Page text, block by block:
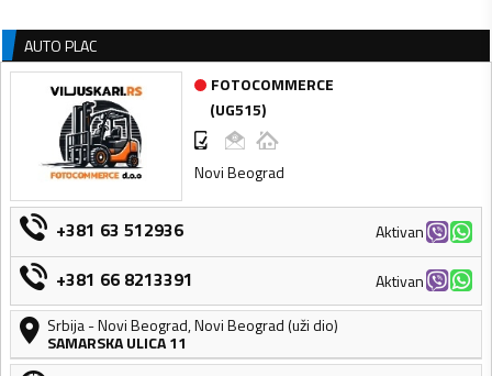
AUTO PLAC
FOTOCOMMERCE
(UG515)
Novi Beograd
+381 63 512936 Aktivan
+381 66 8213391
Aktivan
Srbija-Novi Beograd,Novi Beograd (uži dio)
SAMARSKA ULICA 11